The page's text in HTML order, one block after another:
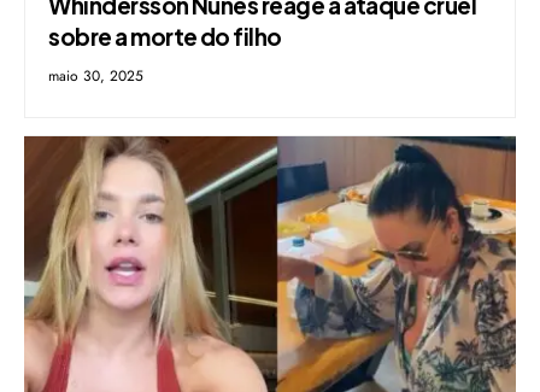
sobre a morte do filho
maio 30, 2025